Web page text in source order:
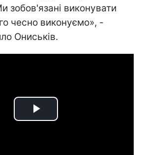
зобов'язані виконувати
чесно виконуємо», -
Ониськів.
Play